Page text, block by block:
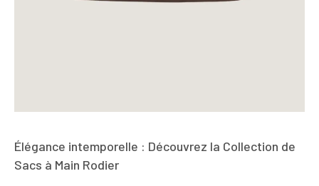
Élégance intemporelle : Découvrez la Collection de
Sacs à Main Rodier